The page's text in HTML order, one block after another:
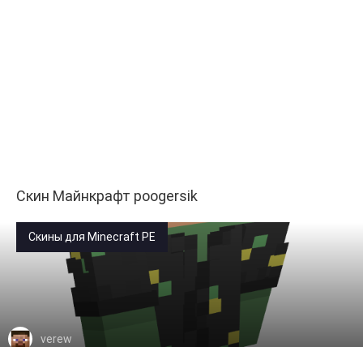
Скин Майнкрафт poogersik
Скины для Minecraft PE
verew